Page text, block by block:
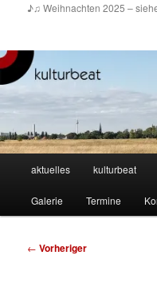
springen
♪♫ Weihnachten 2025 –
aktuelles kulturbeat
Galerie Termine
Beitragsnavigation
← Vorheriger